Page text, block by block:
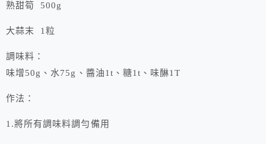
熟甜筍 500g
大蒜末 1粒
調味料：
味增50g、水75g、醬油1t、糖1t、味醂1T
作法：
1.將所有調味料調勻備用